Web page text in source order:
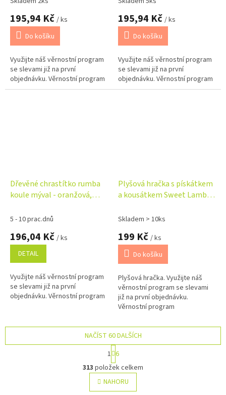
195,94 Kč / ks
Do košíku
Využijte náš věrnostní program
se slevami již na první
objednávku. Věrnostní program
195,94 Kč / ks
Do košíku
Využijte náš věrnostní program
se slevami již na první
objednávku. Věrnostní program
Dřevěné chrastítko rumba
koule mýval - oranžová,
5 - 10 prac.dnů
196,04 Kč / ks
DETAIL
Využijte náš věrnostní program
se slevami již na první
objednávku. Věrnostní program
Plyšová hračka s pískátkem
a kousátkem Sweet Lambie
Skladem > 10ks
199 Kč / ks
Do košíku
Plyšová hračka. Využijte náš
věrnostní program se slevami
již na první objednávku.
Věrnostní program
O
v
l
á
NAČÍST 60 DALŠÍCH
S
t
r
á
n
k
1 6
313 položek celkem
NAHORU